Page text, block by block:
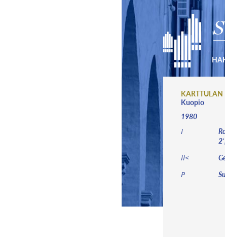
Kuopio
1980
I
II<
P